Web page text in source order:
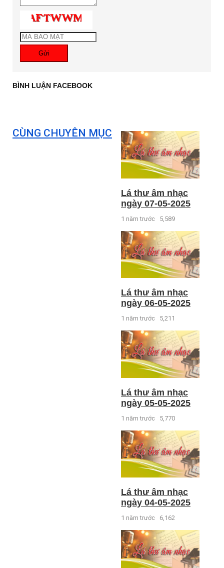
Gửi
BÌNH LUẬN FACEBOOK
CÙNG CHUYÊN MỤC
Lá thư âm nhạc
ngày 07-05-2025
1 năm trước 5,589
Lá thư âm nhạc
ngày 06-05-2025
1 năm trước 5,211
Lá thư âm nhạc
ngày 05-05-2025
1 năm trước 5,770
Lá thư âm nhạc
ngày 04-05-2025
1 năm trước 6,162